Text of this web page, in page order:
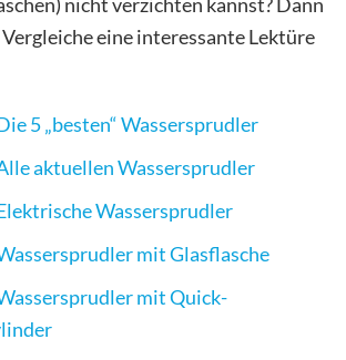
nicht verzichten kannst? Dann
eine interessante Lektüre
5 „besten“ Wassersprudler
aktuellen Wassersprudler
Wassersprudler
mit Glasflasche
mit Quick-